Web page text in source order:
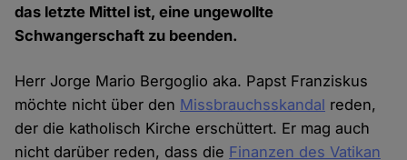
das letzte Mittel ist, eine ungewollte
Schwangerschaft zu beenden.
Herr Jorge Mario Bergoglio aka. Papst Franziskus
möchte nicht über den Missbrauchsskandal reden,
der die katholisch Kirche erschüttert. Er mag auch
nicht darüber reden, dass die Finanzen des Vatikan